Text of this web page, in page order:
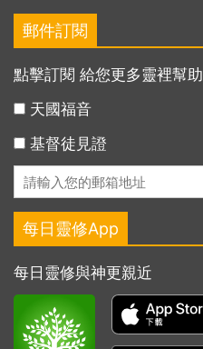
郵件訂閱
點擊訂閱 給您更多靈裡幫助
天國福音
基督徒見證
每日靈修App
每日靈修與神更親近